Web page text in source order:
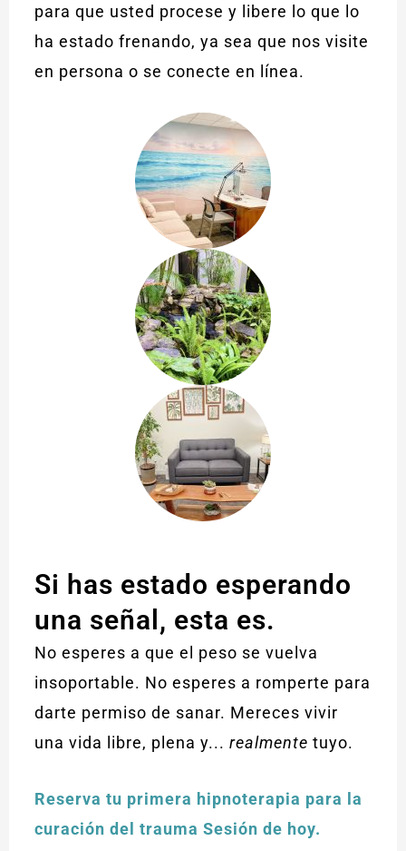
para que usted procese y libere lo que lo
ha estado frenando, ya sea que nos visite
en persona o se conecte en línea.
Si has estado esperando
una señal, esta es.
No esperes a que el peso se vuelva
insoportable. No esperes a romperte para
darte permiso de sanar. Mereces vivir
una vida libre, plena y...realmente tuyo.
Reserva tu primera hipnoterapia para la
curación del trauma Sesión de hoy.